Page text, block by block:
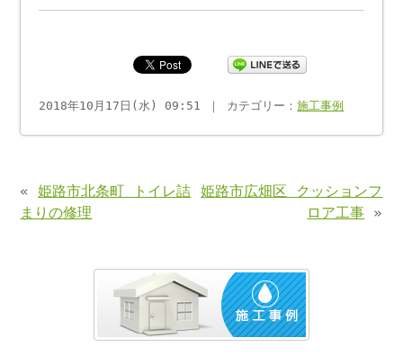
2018年10月17日(水) 09:51 ｜ カテゴリー：施工事例
«姫路市北条町 トイレ詰
まりの修理
姫路市広畑区 クッションフ
ロア工事 »